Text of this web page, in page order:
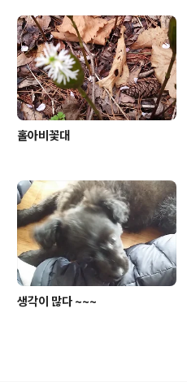
홀아비꽃대
생각이 많다 ~~~